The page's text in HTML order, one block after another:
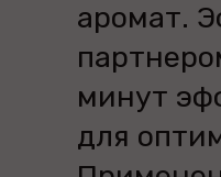
аромат.
минут
для